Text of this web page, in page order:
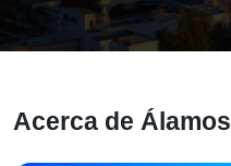
Acerca de Álamos